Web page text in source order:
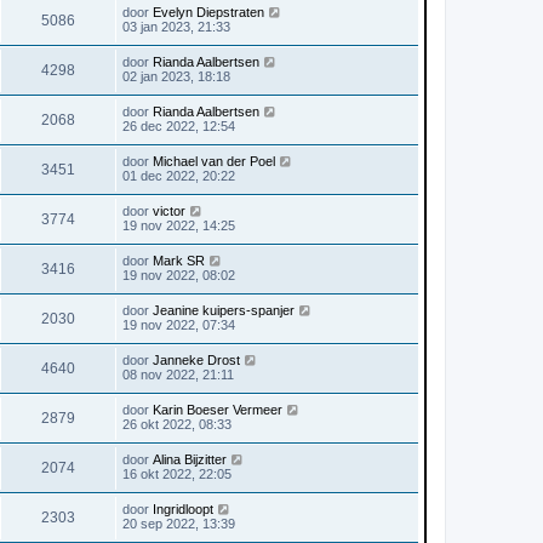
5086 door Evelyn Diepstraten
03 jan 2023, 21:33
4298 door Rianda Aalbertsen
02 jan 2023, 18:18
2068 door Rianda Aalbertsen
26 dec 2022, 12:54
3451 door Michael van der Poel
01 dec 2022, 20:22
3774 door victor
19 nov 2022, 14:25
3416 door Mark SR
19 nov 2022, 08:02
2030 door Jeanine kuipers-spanjer
19 nov 2022, 07:34
4640 door Janneke Drost
08 nov 2022, 21:11
2879 door Karin Boeser Vermeer
26 okt 2022, 08:33
2074 door Alina Bijzitter
16 okt 2022, 22:05
2303 door Ingridloopt
20 sep 2022, 13:39